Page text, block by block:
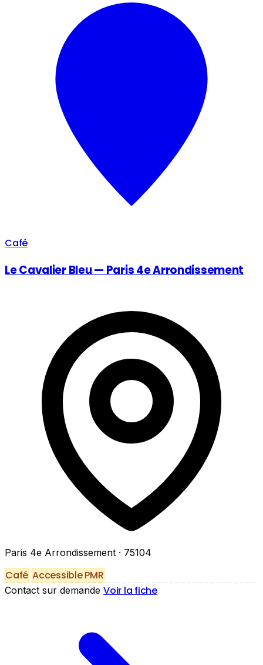
Café
Le Cavalier Bleu — Paris 4e Arrondissement
Paris 4e Arrondissement · 75104
Café Accessible PMR
Contact sur demande Voir la fiche